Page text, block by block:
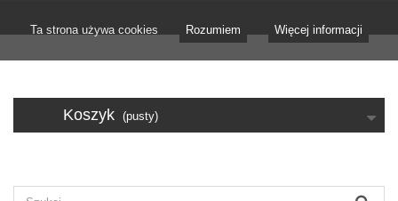
Ta strona używa cookies Rozumiem Więcej informacji
Koszyk (pusty)